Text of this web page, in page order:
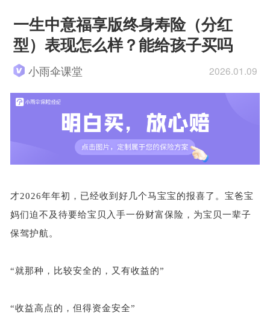
一生中意福享版终身寿险（分红
型）表现怎么样？能给孩子买吗
小雨伞课堂 2026.01.09
才2026年年初，已经收到好几个马宝宝的报喜了。宝爸宝
妈们迫不及待要给宝贝入手一份财富保险，为宝贝一辈子
保驾护航。
“就那种，比较安全的，又有收益的”
“收益高点的，但得资金安全”